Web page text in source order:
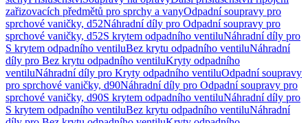
zařizovacích předmětů pro sprchy a vanyOdpadní soupravy pro
sprchové vaničky, d52Náhradní díly pro Odpadní soupravy pro
sprchové vaničky, d52S krytem odpadního ventiluNáhradní díly pro
S krytem odpadního ventiluBez krytu odpadního ventiluNáhradní
díly pro Bez krytu odpadního ventiluKryty odpadního
ventiluNáhradní díly pro Kryty odpadního ventiluOdpadní soupravy
pro sprchové vaničky, d90Náhradní díly pro Odpadní soupravy pro
sprchové vaničky, d90S krytem odpadního ventiluNáhradní díly pro
S krytem odpadního ventiluBez krytu odpadního ventiluNáhradní